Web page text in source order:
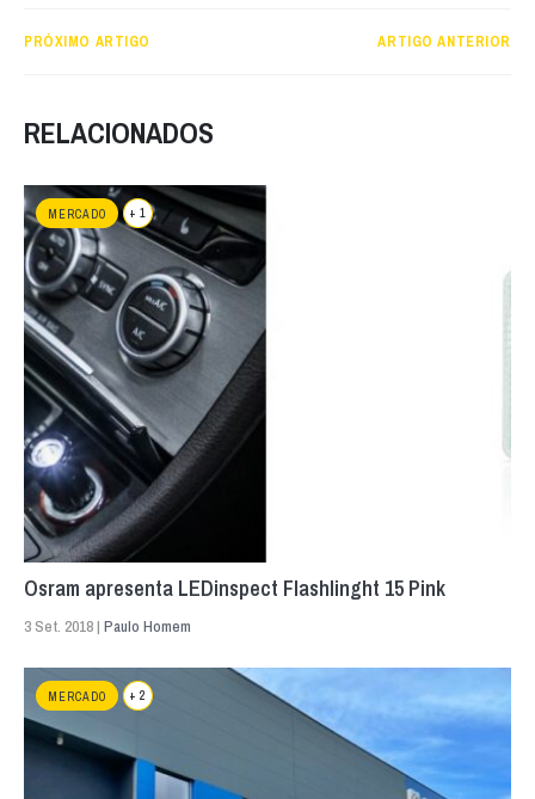
PRÓXIMO ARTIGO ARTIGO ANTERIOR
RELACIONADOS
MERCADO + 1
Osram apresenta LEDinspect Flashlinght 15 Pink
3 Set. 2018 | Paulo Homem
MERCADO + 2